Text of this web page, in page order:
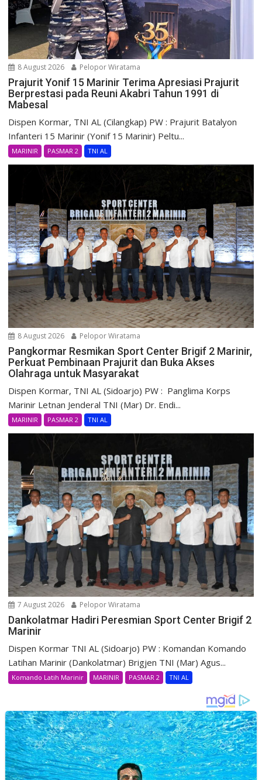
8 August 2026 Pelopor Wiratama
Prajurit Yonif 15 Marinir Terima Apresiasi Prajurit
Berprestasi pada Reuni Akabri Tahun 1991 di
Mabesal
Dispen Kormar, TNI AL (Cilangkap) PW : Prajurit Batalyon
Infanteri 15 Marinir (Yonif 15 Marinir) Peltu...
MARINIR PASMAR 2 TNI AL
8 August 2026 Pelopor Wiratama
Pangkormar Resmikan Sport Center Brigif 2 Marinir,
Perkuat Pembinaan Prajurit dan Buka Akses
Olahraga untuk Masyarakat
Dispen Kormar, TNI AL (Sidoarjo) PW : Panglima Korps
Marinir Letnan Jenderal TNI (Mar) Dr. Endi...
MARINIR PASMAR 2 TNI AL
7 August 2026 Pelopor Wiratama
Dankolatmar Hadiri Peresmian Sport Center Brigif 2
Marinir
Dispen Kormar TNI AL (Sidoarjo) PW : Komandan Komando
Latihan Marinir (Dankolatmar) Brigjen TNI (Mar) Agus...
Komando Latih Marinir MARINIR PASMAR 2 TNI AL